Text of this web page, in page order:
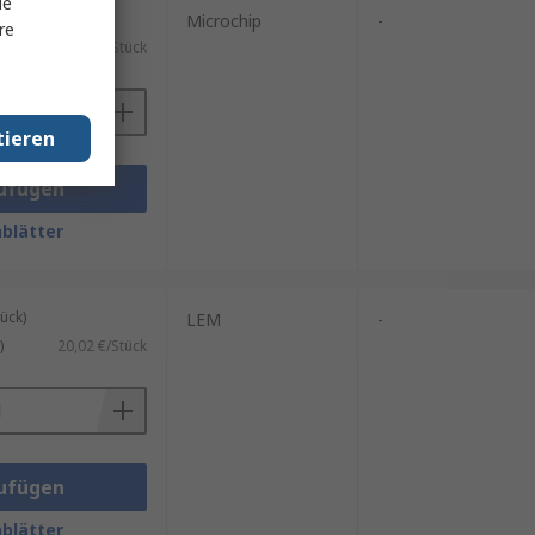
mit 5 Stück)
0,694 €/Stück
Microchip -
20,02 €/Stück
LEM -